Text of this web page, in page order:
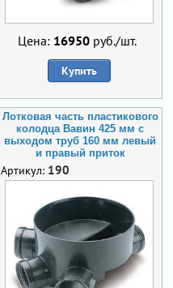
Цена: 16950 руб./шт.
Купить
Лотковая часть пластикового
колодца Вавин 425 мм с
выходом труб 160 мм левый
и правый приток
Артикул: 190